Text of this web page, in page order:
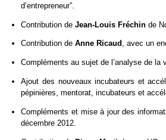
d’entrepreneur”.
Contribution deJean-Louis Fréchinde
Contribution deAnne Ricaud , avec un
Compléments au sujet de l’analyse de
Ajout des nouveaux incubateurs et
pépinières, mentorat, incubateurs et
Compléments et mise à jour des
décembre 2012.